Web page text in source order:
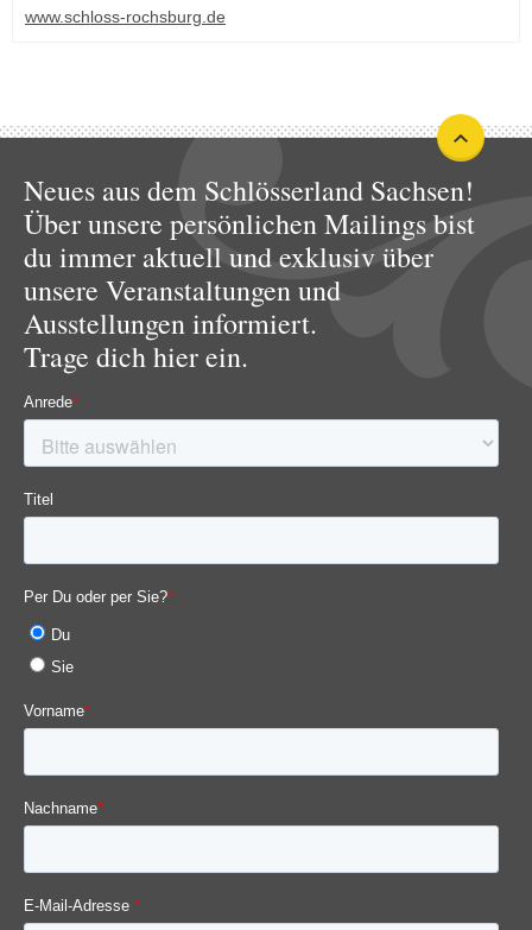
www.schloss-rochsburg.de
Neues aus dem Schlösserland Sachsen!
Über unsere persönlichen Mailings bist
du immer aktuell und exklusiv über
unsere Veranstaltungen und
Ausstellungen informiert.
Trage dich hier ein.